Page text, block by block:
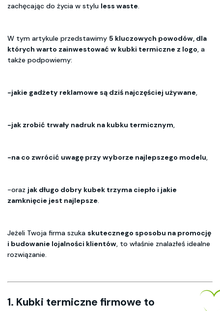
zachęcając do życia w stylu less waste.
W tym artykule przedstawimy 5 kluczowych powodów, dla
których warto zainwestować w kubki termiczne z logo, a
także podpowiemy:
-jakie gadżety reklamowe są dziś najczęściej używane,
-jak zrobić trwały nadruk na kubku termicznym,
-na co zwrócić uwagę przy wyborze najlepszego modelu,
-oraz jak długo dobry kubek trzyma ciepło i jakie
zamknięcie jest najlepsze.
Jeżeli Twoja firma szuka skutecznego sposobu na promocję
i budowanie lojalności klientów, to właśnie znalazłeś idealne
rozwiązanie.
1. Kubki termiczne firmowe to